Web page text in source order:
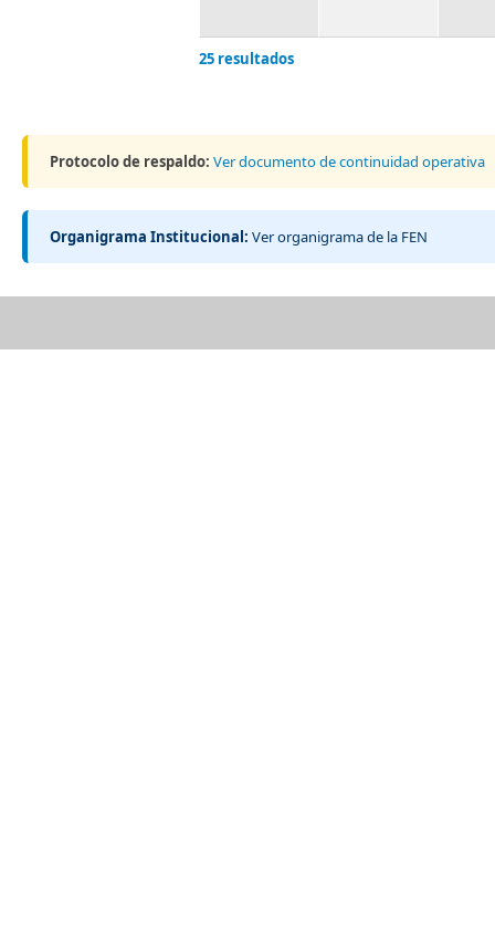
25 resultados
Protocolo de respaldo: Ver documento de continuidad operativa
Organigrama Institucional: Ver organigrama de la FEN